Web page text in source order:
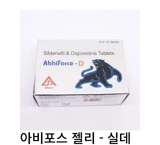
아비포스 젤리 - 실데